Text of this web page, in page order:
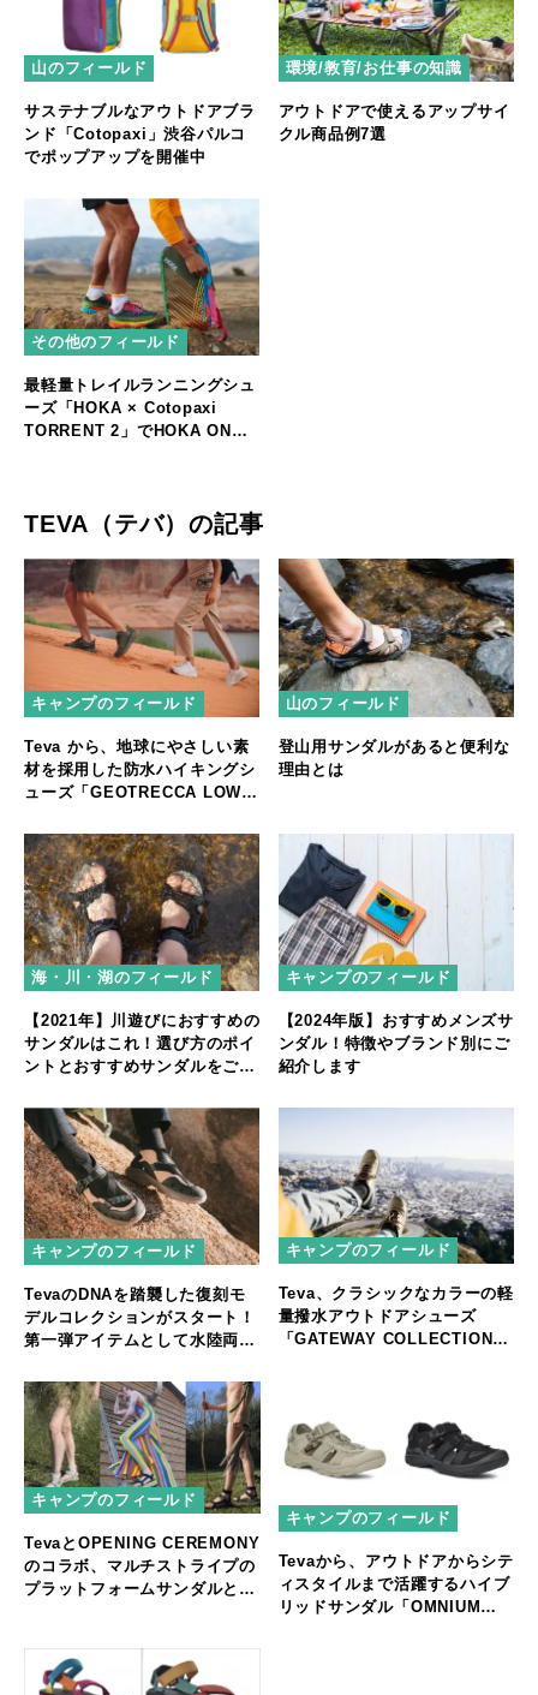
山のフィールド
サステナブルなアウトドアブラ
ンド「Cotopaxi」渋谷パルコ
でポップアップを開催中
環境/教育/お仕事の知識
アウトドアで使えるアップサイ
クル商品例7選
その他のフィールド
最軽量トレイルランニングシュ
ーズ「HOKA × Cotopaxi
TORRENT 2」でHOKA ONE
TEVA（テバ）の記事
キャンプのフィールド
Teva から、地球にやさしい素
材を採用した防水ハイキングシ
ューズ「GEOTRECCA LOW
山のフィールド
登山用サンダルがあると便利な
理由とは
海・川・湖のフィールド
【2021年】川遊びにおすすめの
サンダルはこれ！選び方のポイ
ントとおすすめサンダルをご紹
キャンプのフィールド
【2024年版】おすすめメンズサ
ンダル！特徴やブランド別にご
紹介します
キャンプのフィールド
TevaのDNAを踏襲した復刻モ
デルコレクションがスタート！
第一弾アイテムとして水陸両用
MID」を発売
キャンプのフィールド
Teva、クラシックなカラーの軽
量撥水アウトドアシューズ
「GATEWAY COLLECTION」
キャンプのフィールド
TevaとOPENING CEREMONY
のコラボ、マルチストライプの
プラットフォームサンダルとユ
キャンプのフィールド
Tevaから、アウトドアからシテ
ィスタイルまで活躍するハイブ
リッドサンダル「OMNIUM